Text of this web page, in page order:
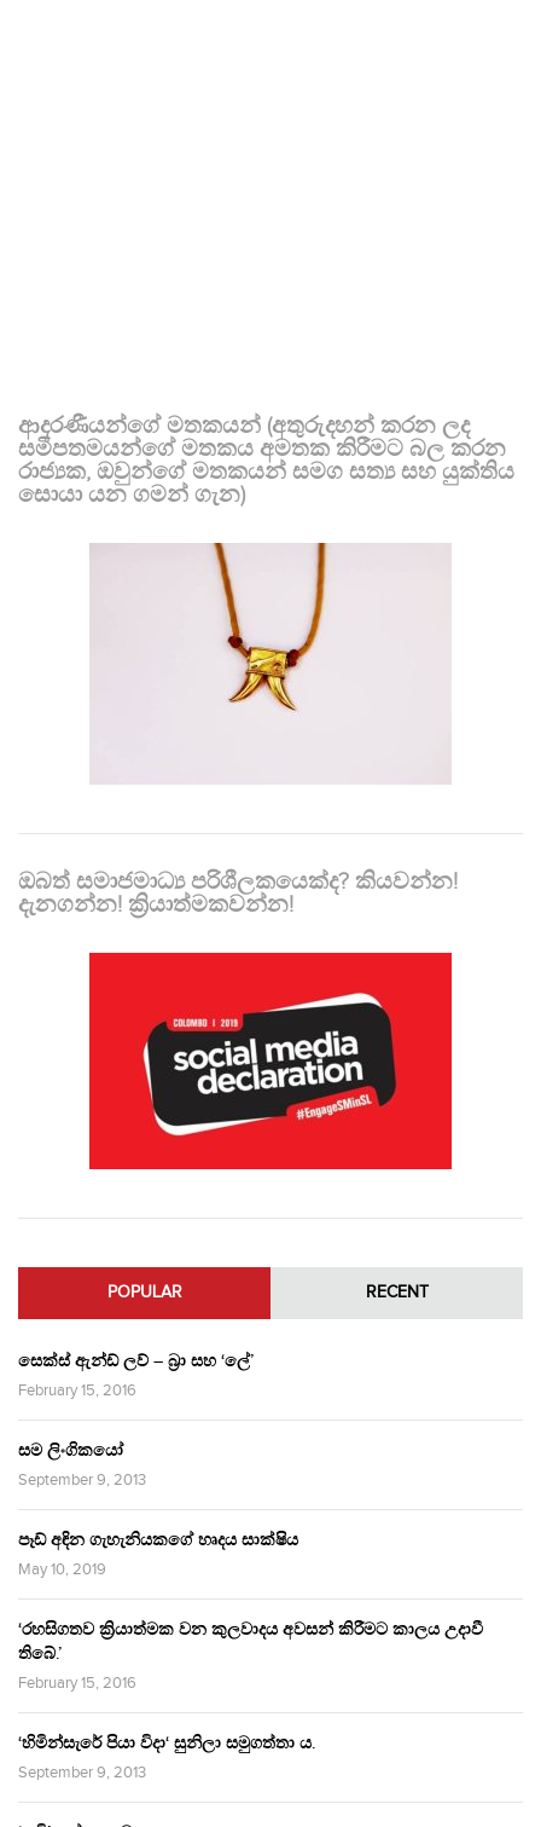
ආදරණීයන්ගේ මතකයන් (අතුරුදහන් කරන ලද
සමීපතමයන්ගේ මතකය අමතක කිරීමට බල කරන
රාජ්‍යක, ඔවුන්ගේ මතකයන් සමග සත්‍ය සහ යුක්තිය
සොයා යන ගමන් ගැන)
ඔබත් සමාජමාධ්‍ය පරිශීලකයෙක්ද? කියවන්න!
දැනගන්න! ක්‍රියාත්මකවන්න!
POPULAR RECENT
සෙක්ස් ඇන්ඩ් ලව් – බ්‍රා සහ ‘ලේ’
February 15, 2016
සම ලිංගිකයෝ
September 9, 2013
පෑඩ් අඳින ගැහැනියකගේ හෘදය සාක්ෂිය
May 10, 2019
‘රහසිගතව ක්‍රියාත්මක වන කුලවාදය අවසන් කිරීමට කාලය උදාවී
තිබේ.’
February 15, 2016
‘හිමින්සැරේ පියා විදා‘ සුනිලා සමුගත්තා ය.
September 9, 2013